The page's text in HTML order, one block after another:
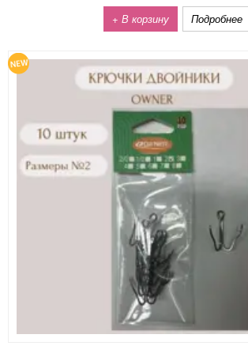
+ В корзину Подробнее